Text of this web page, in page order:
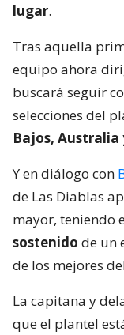
lugar.
Tras aquella
equipo ahora
buscará seguir
selecciones del
Bajos, Australia
Y en diálogo con
de Las Diablas
mayor, teniendo
sostenido de un
de los mejores
La capitana y
que el plantel